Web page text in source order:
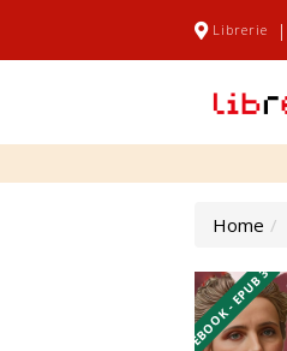
Librerie |
Home
EBOOK - EPUB 3